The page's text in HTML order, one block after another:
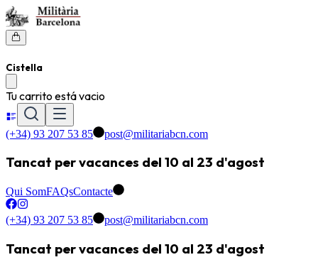
Cistella
Tu carrito está vacio
(+34) 93 207 53 85 post@militariabcn.com
Tancat per vacances del 10 al 23 d'agost
Qui SomFAQsContacte
(+34) 93 207 53 85 post@militariabcn.com
Tancat per vacances del 10 al 23 d'agost